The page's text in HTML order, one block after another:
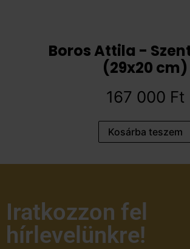
Boros Attila -
(29x20 cm)
167 000 Ft
Kosárba teszem
Iratkozzon fel
hírlevelünkre!